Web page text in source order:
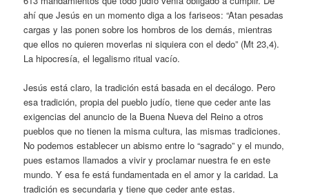
ahí que Jesús en un momento diga a los fariseos: “Atan pesadas
cargas y las ponen sobre los hombros de los demás, mientras
que ellos no quieren moverlas ni siquiera con el dedo” (Mt 23,4).
La hipocresía, el legalismo ritual vacío.
Jesús está claro, la tradición está basada en el decálogo. Pero
esa tradición, propia del pueblo judío, tiene que ceder ante las
exigencias del anuncio de la Buena Nueva del Reino a otros
pueblos que no tienen la misma cultura, las mismas tradiciones.
No podemos establecer un abismo entre lo “sagrado” y el mundo,
pues estamos llamados a vivir y proclamar nuestra fe en este
mundo. Y esa fe está fundamentada en el amor y la caridad. La
tradición es secundaria y tiene que ceder ante estas.